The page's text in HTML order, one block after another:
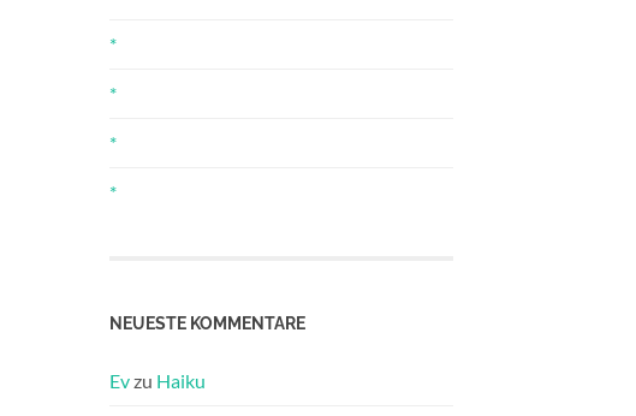
*
*
*
*
NEUESTE KOMMENTARE
Evzu Haiku